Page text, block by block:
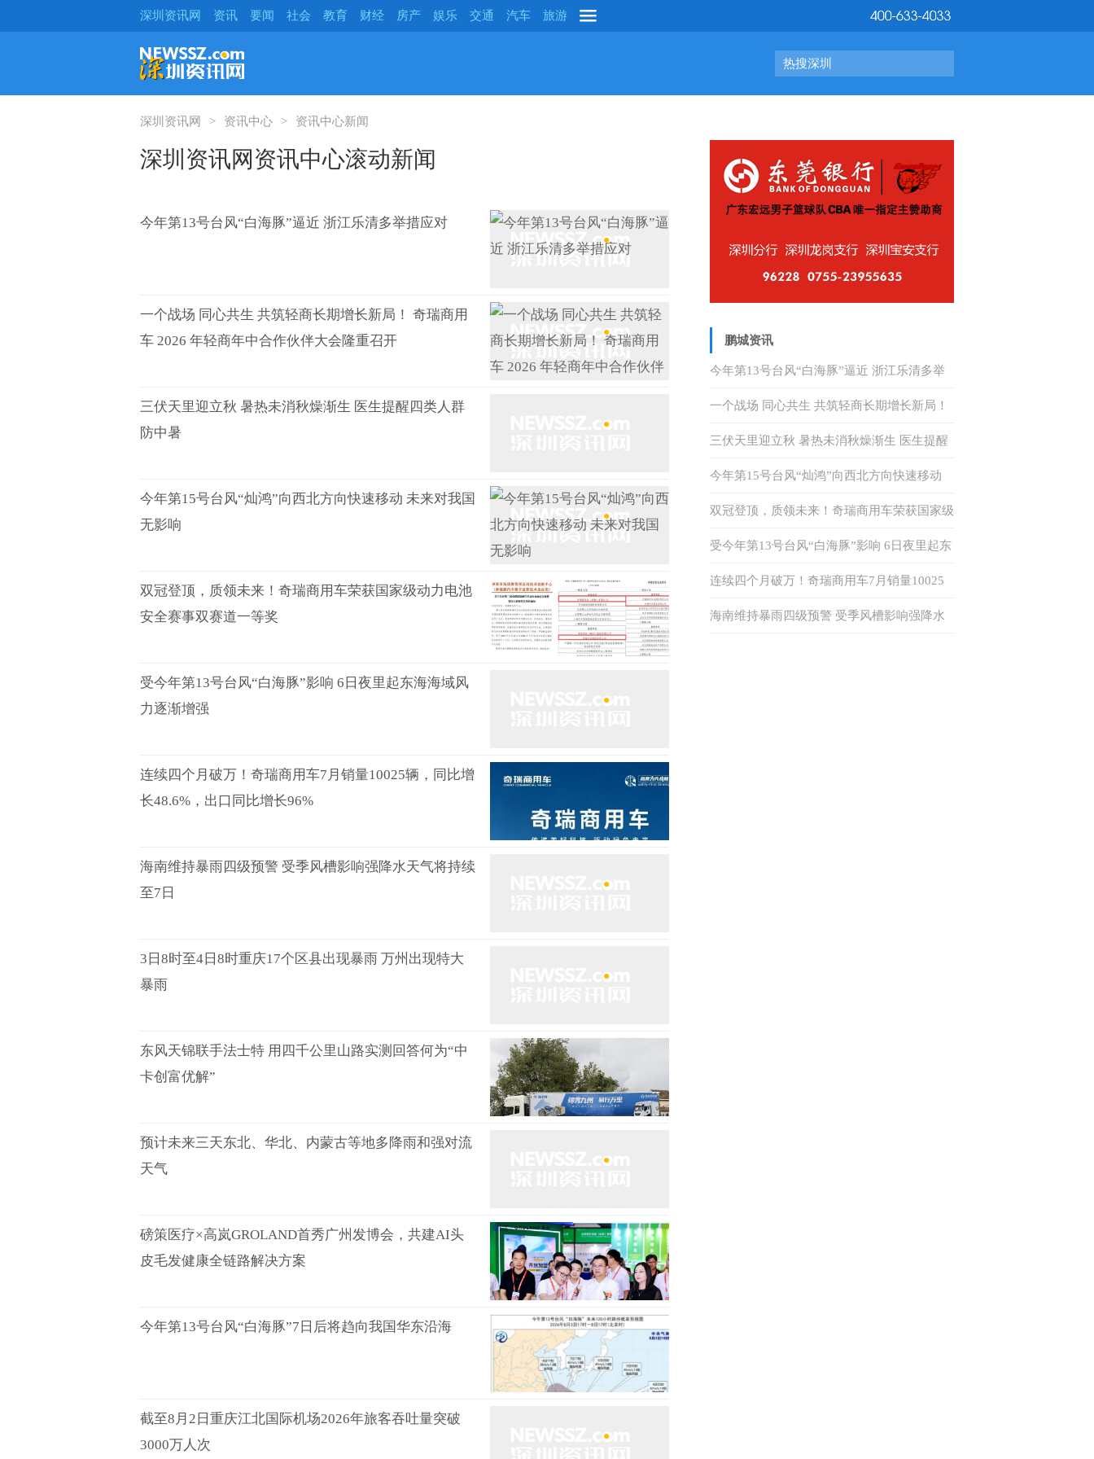
深圳资讯网 资讯 要闻 社会 教育 财经 房产 娱乐 交通 汽车 旅游
热搜深圳
深圳资讯网 资讯中心 资讯中心新闻
深圳资讯网资讯中心滚动新闻
今年第13号台风“白海豚”逼近 浙江乐清多举措应对
一个战场 同心共生 共筑轻商长期增长新局！ 奇瑞商用
车 2026 年轻商年中合作伙伴大会隆重召开
三伏天里迎立秋 暑热未消秋燥渐生 医生提醒四类人群
防中暑
今年第15号台风“灿鸿”向西北方向快速移动 未来对我国
无影响
双冠登顶，质领未来！奇瑞商用车荣获国家级动力电池
安全赛事双赛道一等奖
受今年第13号台风“白海豚”影响 6日夜里起东海海域风
力逐渐增强
连续四个月破万！奇瑞商用车7月销量10025辆，同比增
长48.6%，出口同比增长96%
海南维持暴雨四级预警 受季风槽影响强降水天气将持续
至7日
3日8时至4日8时重庆17个区县出现暴雨 万州出现特大
暴雨
东风天锦联手法士特 用四千公里山路实测回答何为“中
卡创富优解”
预计未来三天东北、华北、内蒙古等地多降雨和强对流
天气
磅策医疗×高岚GROLAND首秀广州发博会，共建AI头
皮毛发健康全链路解决方案
今年第13号台风“白海豚”7日后将趋向我国华东沿海
截至8月2日重庆江北国际机场2026年旅客吞吐量突破
3000万人次
鹏城资讯
今年第13号台风“白海豚”逼近 浙江乐清多举
措应对
一个战场 同心共生 共筑轻商长期增长新局！
奇瑞商用车 2026 年轻商年中合作伙伴大会隆
重召开
三伏天里迎立秋 暑热未消秋燥渐生 医生提醒
四类人群防中暑
今年第15号台风“灿鸿”向西北方向快速移动
未来对我国无影响
双冠登顶，质领未来！奇瑞商用车荣获国家级
动力电池安全赛事双赛道一等奖
受今年第13号台风“白海豚”影响 6日夜里起东
海海域风力逐渐增强
连续四个月破万！奇瑞商用车7月销量10025
辆，同比增长48.6%，出口同比增长96%
海南维持暴雨四级预警 受季风槽影响强降水